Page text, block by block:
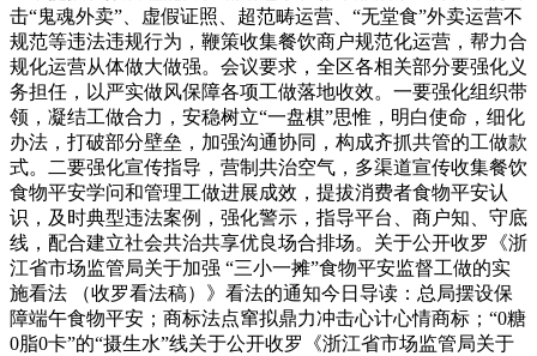
击“鬼魂外卖”、虚假证照、超范畴运营、“无堂食”外卖运营不
规范等违法违规行为，鞭策收集餐饮商户规范化运营，帮力合
规化运营从体做大做强。会议要求，全区各相关部分要强化义
务担任，以严实做风保障各项工做落地收效。一要强化组织带
领，凝结工做合力，安稳树立“一盘棋”思惟，明白使命，细化
办法，打破部分壁垒，加强沟通协同，构成齐抓共管的工做款
式。二要强化宣传指导，营制共治空气，多渠道宣传收集餐饮
食物平安学问和管理工做进展成效，提拔消费者食物平安认
识，及时典型违法案例，强化警示，指导平台、商户知、守底
线，配合建立社会共治共享优良场合排场。关于公开收罗《浙
江省市场监管局关于加强 “三小一摊”食物平安监督工做的实
施看法 （收罗看法稿）》看法的通知今日导读：总局摆设保
障端午食物平安；商标法点窜拟鼎力冲击心计心情商标；“0糖
0脂0卡”的“摄生水”线关于公开收罗《浙江省市场监管局关于